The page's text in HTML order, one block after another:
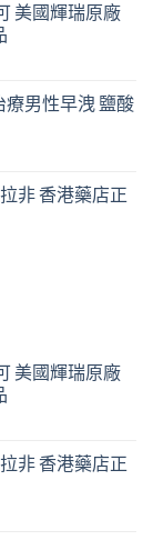
美國輝瑞原廠
男性早洩 鹽酸
非 香港藥店正
美國輝瑞原廠
非 香港藥店正